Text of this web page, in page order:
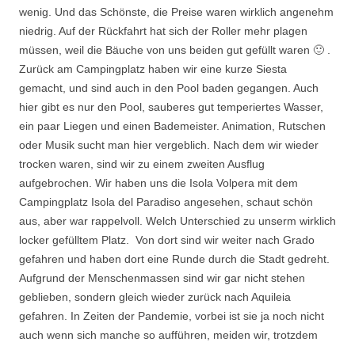
wenig. Und das Schönste, die Preise waren wirklich angenehm
niedrig. Auf der Rückfahrt hat sich der Roller mehr plagen
müssen, weil die Bäuche von uns beiden gut gefüllt waren 🙂 .
Zurück am Campingplatz haben wir eine kurze Siesta
gemacht, und sind auch in den Pool baden gegangen. Auch
hier gibt es nur den Pool, sauberes gut temperiertes Wasser,
ein paar Liegen und einen Bademeister. Animation, Rutschen
oder Musik sucht man hier vergeblich. Nach dem wir wieder
trocken waren, sind wir zu einem zweiten Ausflug
aufgebrochen. Wir haben uns die Isola Volpera mit dem
Campingplatz Isola del Paradiso angesehen, schaut schön
aus, aber war rappelvoll. Welch Unterschied zu unserm wirklich
locker gefülltem Platz. Von dort sind wir weiter nach Grado
gefahren und haben dort eine Runde durch die Stadt gedreht.
Aufgrund der Menschenmassen sind wir gar nicht stehen
geblieben, sondern gleich wieder zurück nach Aquileia
gefahren. In Zeiten der Pandemie, vorbei ist sie ja noch nicht
auch wenn sich manche so aufführen, meiden wir, trotzdem